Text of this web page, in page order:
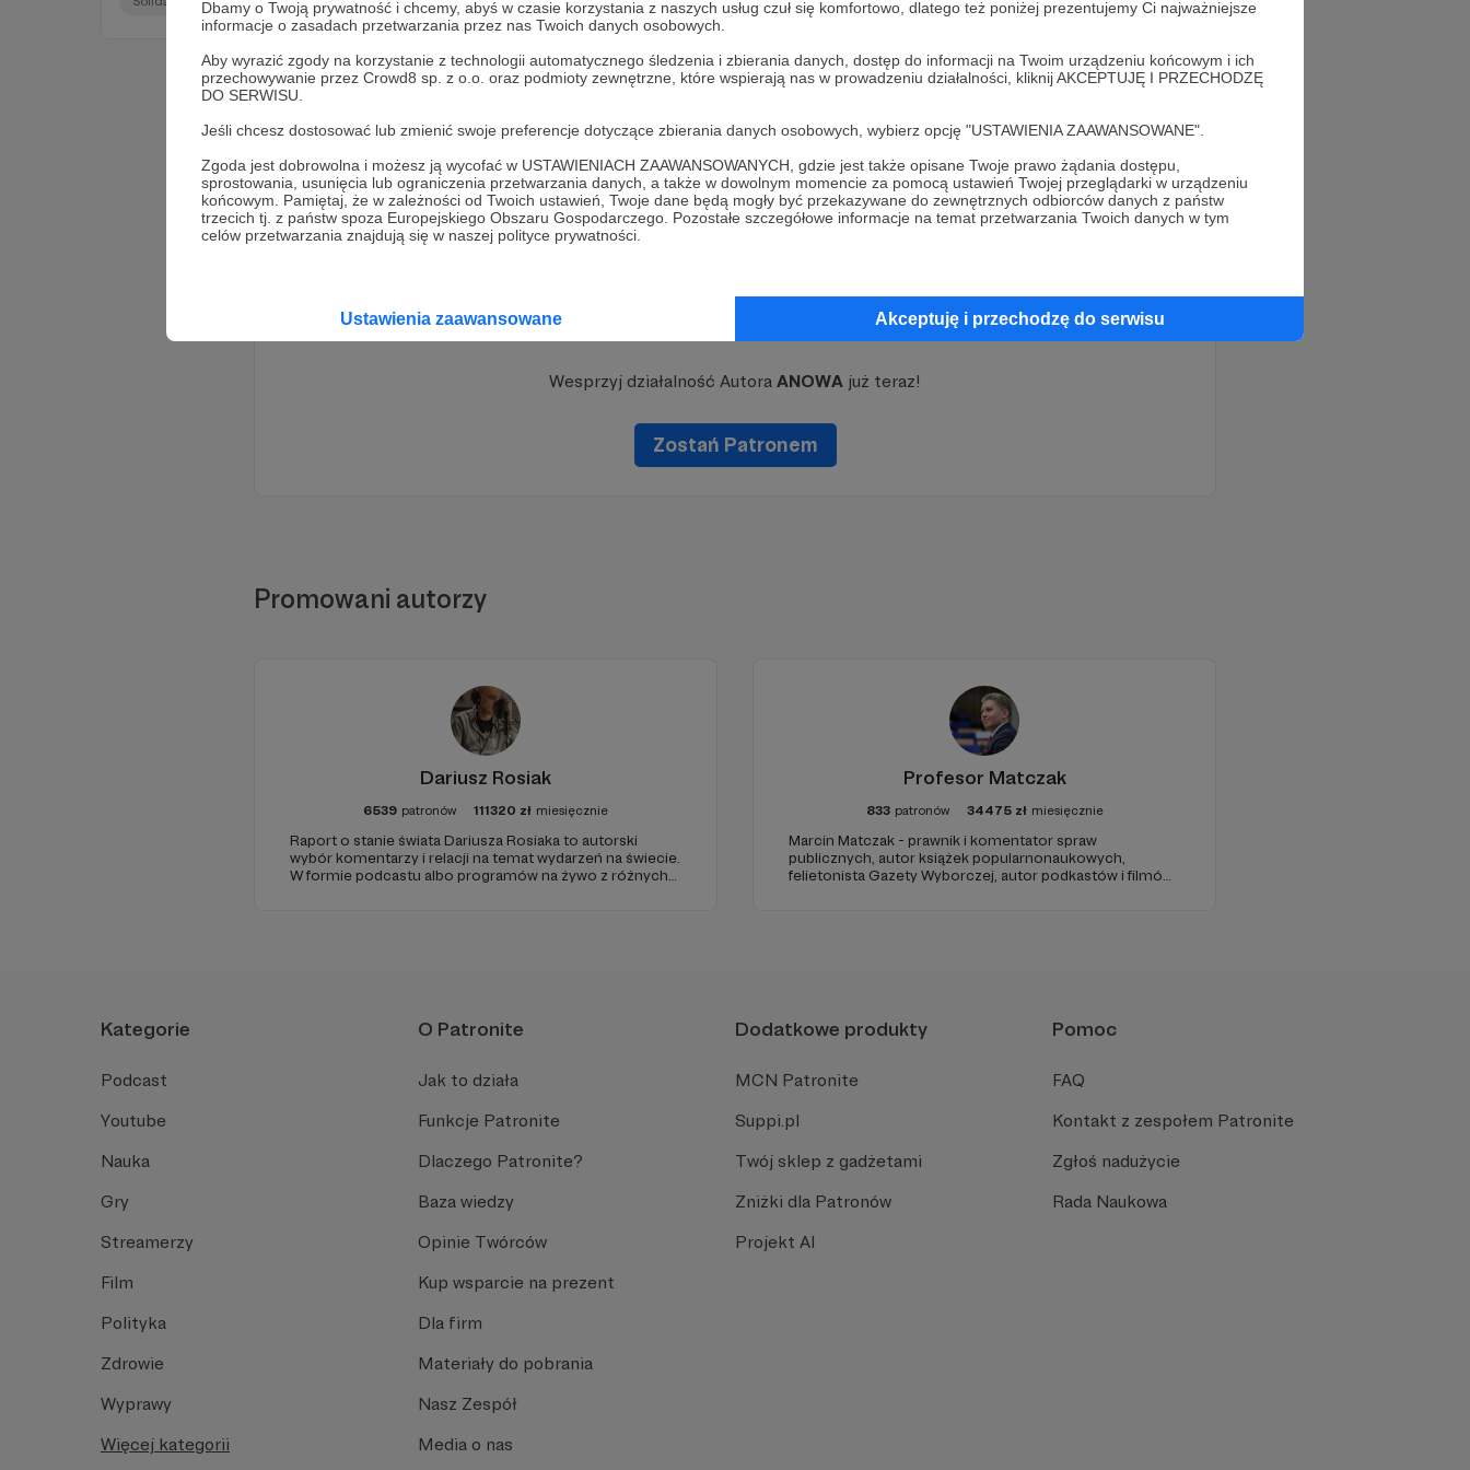
Dbamy o Twoją prywatność i chcemy, abyś w czasie korzystania z naszych usług czuł się komfortowo, dlatego też poniżej prezentujemy Ci najważniejsze
informacje o zasadach przetwarzania przez nas Twoich danych osobowych.
Aby wyrazić zgody na korzystanie z technologii automatycznego śledzenia i zbierania danych, dostęp do informacji na Twoim urządzeniu końcowym i ich
przechowywanie przez Crowd8 sp. z o.o. oraz podmioty zewnętrzne, które wspierają nas w prowadzeniu działalności, kliknij AKCEPTUJĘ I PRZECHODZĘ
DO SERWISU.
Jeśli chcesz dostosować lub zmienić swoje preferencje dotyczące zbierania danych osobowych, wybierz opcję "USTAWIENIA ZAAWANSOWANE".
Zgoda jest dobrowolna i możesz ją wycofać w USTAWIENIACH ZAAWANSOWANYCH, gdzie jest także opisane Twoje prawo żądania dostępu,
sprostowania, usunięcia lub ograniczenia przetwarzania danych, a także w dowolnym momencie za pomocą ustawień Twojej przeglądarki w urządzeniu
końcowym. Pamiętaj, że w zależności od Twoich ustawień, Twoje dane będą mogły być przekazywane do zewnętrznych odbiorców danych z państw
trzecich tj. z państw spoza Europejskiego Obszaru Gospodarczego. Pozostałe szczegółowe informacje na temat przetwarzania Twoich danych w tym
celów przetwarzania znajdują się w naszej polityce prywatności.
Ustawienia zaawansowane Akceptuję i przechodzę do serwisu
niesie pomoc.
Dołącz do grona Patronów!
Wesprzyj działalność Autora ANOWA już teraz!
Zostań Patronem
Promowani autorzy
Dariusz Rosiak
6539 patronów 111320 zł miesięcznie
Raport o stanie świata Dariusza Rosiaka to autorski
wybór komentarzy i relacji na temat wydarzeń na świecie.
W formie podcastu albo programów na żywo z różnych
Profesor Matczak
833 patronów 34475 zł miesięcznie
Marcin Matczak - prawnik i komentator spraw
publicznych, autor książek popularnonaukowych,
felietonista Gazety Wyborczej, autor podkastów i filmów
Kategorie
Podcast
Youtube
Nauka
Gry
Streamerzy
Film
Polityka
Zdrowie
Wyprawy
Więcej kategorii
O Patronite
Jak to działa
Funkcje Patronite
Dlaczego Patronite?
Baza wiedzy
Opinie Twórców
Kup wsparcie na prezent
Dla firm
Materiały do pobrania
Nasz Zespół
Media o nas
Dodatkowe produkty
MCN Patronite
Suppi.pl
Twój sklep z gadżetami
Zniżki dla Patronów
Projekt AI
Pomoc
FAQ
Kontakt z zespołem Patronite
Zgłoś nadużycie
Rada Naukowa